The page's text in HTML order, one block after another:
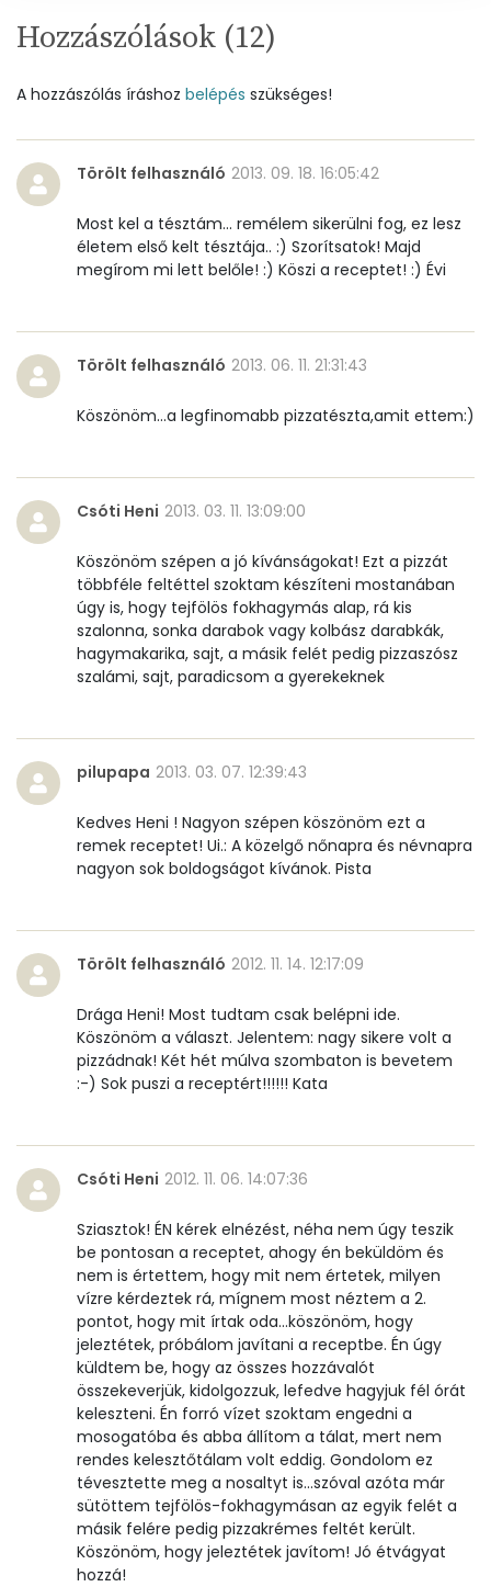
Magnézium
Foszfor
Nátrium
1117 mg
Mangán
1 mg
Összesen
Cukor
2 mg
Víz
Összesen 140.4 g
Vitaminok
B12 Vitamin:
1 micro
C vitamin:
D vitamin:
11 micro
K vitamin:
3 micro
Pantoténsav - B5 vitamin:
0 mg
Folsav - B9-vitamin:
148 micro
Kolin:
27 mg
Retinol - A vitamin:
157 micro
α-karotin
0 micro
β-karotin
15 micro
β-crypt
0 micro
Hozzászólások (12)
A hozzászólás íráshoz belépés szükséges!
Törölt felhasználó 2013. 09. 18. 16:05:42
Most kel a tésztám... remélem sikerülni fog, ez lesz
életem első kelt tésztája.. :) Szorítsatok! Majd
megírom mi lett belőle! :) Köszi a receptet! :) Évi
Törölt felhasználó 2013. 06. 11. 21:31:43
Köszönöm...a legfinomabb pizzatészta,amit ettem:)
Csóti Heni 2013. 03. 11. 13:09:00
Köszönöm szépen a jó kívánságokat! Ezt a pizzát
többféle feltéttel szoktam készíteni mostanában
úgy is, hogy tejfölös fokhagymás alap, rá kis
szalonna, sonka darabok vagy kolbász darabkák,
hagymakarika, sajt, a másik felét pedig pizzaszósz
szalámi, sajt, paradicsom a gyerekeknek
pilupapa 2013. 03. 07. 12:39:43
Kedves Heni ! Nagyon szépen köszönöm ezt a
remek receptet! Ui.: A közelgő nőnapra és névnapra
nagyon sok boldogságot kívánok. Pista
Törölt felhasználó 2012. 11. 14. 12:17:09
Drága Heni! Most tudtam csak belépni ide.
Köszönöm a választ. Jelentem: nagy sikere volt a
pizzádnak! Két hét múlva szombaton is bevetem
:-) Sok puszi a receptért!!!!!! Kata
Csóti Heni 2012. 11. 06. 14:07:36
Sziasztok! ÉN kérek elnézést, néha nem úgy teszik
be pontosan a receptet, ahogy én beküldöm és
nem is értettem, hogy mit nem értetek, milyen
vízre kérdeztek rá, mígnem most néztem a 2.
pontot, hogy mit írtak oda...köszönöm, hogy
jeleztétek, próbálom javítani a receptbe. Én úgy
küldtem be, hogy az összes hozzávalót
összekeverjük, kidolgozzuk, lefedve hagyjuk fél órát
keleszteni. Én forró vízet szoktam engedni a
mosogatóba és abba állítom a tálat, mert nem
rendes kelesztőtálam volt eddig. Gondolom ez
tévesztette meg a nosaltyt is...szóval azóta már
sütöttem tejfölös-fokhagymásan az egyik felét a
másik felére pedig pizzakrémes feltét került.
Köszönöm, hogy jeleztétek javítom! Jó étvágyat
hozzá!